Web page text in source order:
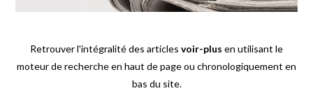
Retrouver l'intégralité des articles voir-plus en utilisant le
moteur de recherche en haut de page ou chronologiquement en
bas du site.